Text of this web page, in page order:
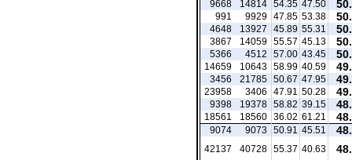
47.50
54.35
14814
9668
53.38
47.85
9929
991
55.31
45.89
13927
4648
45.13
55.57
14059
3867
43.45
57.00
4512
5366
40.59
58.99
10643
14659
47.95
50.67
21785
3456
50.28
47.91
3406
23958
39.15
58.82
19378
9398
61.21
36.02
18560
18561
45.51
50.91
9073
9074
40.63
55.37
40728
42137